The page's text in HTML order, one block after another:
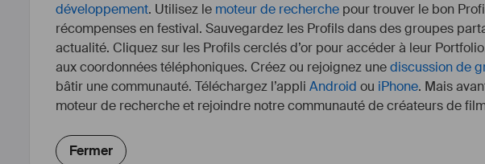
développement. Utilisez le moteur de recherche pour trouver le bon
récompenses en festival. Sauvegardez les Profils dans des groupes
actualité. Cliquez sur les Profils cerclés d’or pour accéder à leur
aux coordonnées téléphoniques. Créez ou rejoignez unediscussion de
bâtir une communauté. Téléchargez l’appli Android ou iPhone. Mais
moteur de recherche et rejoindre notre communauté de créateurs de
Fermer